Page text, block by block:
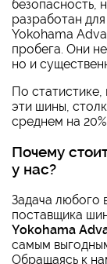
безопасность,
разработан
Yokohama
пробега. Они
но и
По
эти шины,
среднем на
Почему
у нас?
Задача любого
поставщика
Yokohama
самым
Обращаясь к